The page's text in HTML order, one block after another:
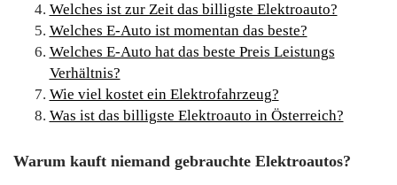
Welches ist zur Zeit das billigste Elektroauto?
Welches E-Auto ist momentan das beste?
Welches E-Auto hat das beste Preis Leistungs
Verhältnis?
Wie viel kostet ein Elektrofahrzeug?
Was ist das billigste Elektroauto in Österreich?
Warum kauft niemand gebrauchte Elektroautos?